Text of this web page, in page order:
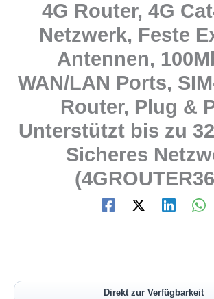
4G Router, 4G
Netzwerk, Feste
Antennen,
WAN/LAN Ports,
Router, Plug &
Unterstützt bis zu
Sicheres
Direkt zur Verfügbarkeit